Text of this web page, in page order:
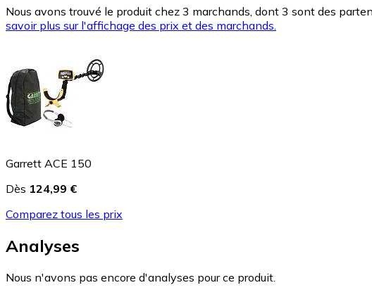
Nous avons trouvé le produit chez 3 marchands, dont 3 sont des
savoir plus sur l'affichage des prix et des marchands.
Garrett ACE 150
Dès 124,99 €
Comparez tous les prix
Analyses
Nous n'avons pas encore d'analyses pour ce produit.